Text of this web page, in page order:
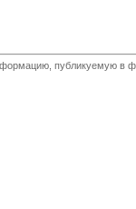
публикуемую